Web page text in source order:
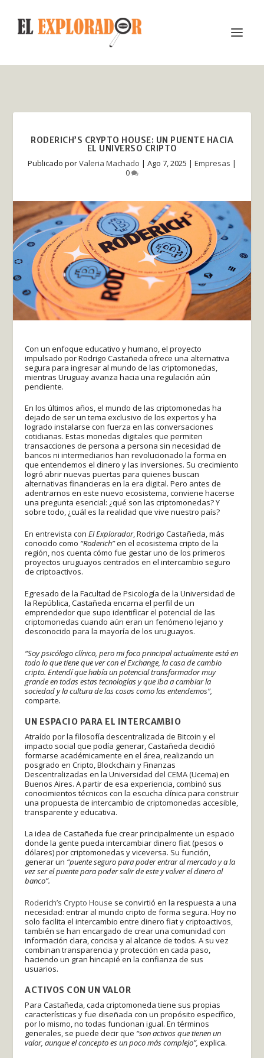
RODERICH’S CRYPTO HOUSE: UN PUENTE HACIA
EL UNIVERSO CRIPTO
Publicado porValeria Machado | Ago 7, 2025 | Empresas |
0
Con un enfoque educativo y humano, el proyecto
impulsado por Rodrigo Castañeda ofrece una alternativa
segura para ingresar al mundo de las criptomonedas,
mientras Uruguay avanza hacia una regulación aún
pendiente.
En los últimos años, el mundo de las criptomonedas ha
dejado de ser un tema exclusivo de los expertos y ha
logrado instalarse con fuerza en las conversaciones
cotidianas. Estas monedas digitales que permiten
transacciones de persona a persona sin necesidad de
bancos ni intermediarios han revolucionado la forma en
que entendemos el dinero y las inversiones. Su crecimiento
logró abrir nuevas puertas para quienes buscan
alternativas financieras en la era digital. Pero antes de
adentrarnos en este nuevo ecosistema, conviene hacerse
una pregunta esencial: ¿qué son las criptomonedas? Y
sobre todo, ¿cuál es la realidad que vive nuestro país?
En entrevista conEl Explorador, Rodrigo Castañeda, más
conocido como “Roderich”en el ecosistema cripto de la
región, nos cuenta cómo fue gestar uno de los primeros
proyectos uruguayos centrados en el intercambio seguro
de criptoactivos.
Egresado de la Facultad de Psicología de la Universidad de
la República, Castañeda encarna el perfil de un
emprendedor que supo identificar el potencial de las
criptomonedas cuando aún eran un fenómeno lejano y
desconocido para la mayoría de los uruguayos.
“Soy psicólogo clínico, pero mi foco principal actualmente está en
todo lo que tiene que ver con el Exchange, la casa de cambio
cripto. Entendí que había un potencial transformador muy
grande en todas estas tecnologías y que iba a cambiar la
sociedad y la cultura de las cosas como las entendemos”,
comparte.
UN ESPACIO PARA EL INTERCAMBIO
Atraído por la filosofía descentralizada de Bitcoin y el
impacto social que podía generar, Castañeda decidió
formarse académicamente en el área, realizando un
posgrado en Cripto, Blockchain y Finanzas
Descentralizadas en la Universidad del CEMA (Ucema) en
Buenos Aires. A partir de esa experiencia, combinó sus
conocimientos técnicos con la escucha clínica para construir
una propuesta de intercambio de criptomonedas accesible,
transparente y educativa.
La idea de Castañeda fue crear principalmente un espacio
donde la gente pueda intercambiar dinero fiat (pesos o
dólares) por criptomonedas y viceversa. Su función,
generar un “puente seguro para poder entrar al mercado y a la
vez ser el puente para poder salir de este y volver el dinero al
banco”.
Roderich’s Crypto House se convirtió en la respuesta a una
necesidad: entrar al mundo cripto de forma segura. Hoy no
solo facilita el intercambio entre dinero fiat y criptoactivos,
también se han encargado de crear una comunidad con
información clara, concisa y al alcance de todos. A su vez
combinan transparencia y protección en cada paso,
haciendo un gran hincapié en la confianza de sus
usuarios.
ACTIVOS CON UN VALOR
Para Castañeda, cada criptomoneda tiene sus propias
características y fue diseñada con un propósito específico,
por lo mismo, no todas funcionan igual. En términos
generales, se puede decir que “son activos que tienen un
valor, aunque el concepto es un poco más complejo”, explica.